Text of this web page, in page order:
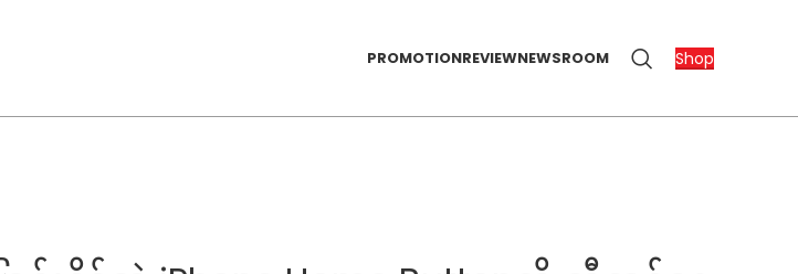
PROMOTIONREVIEWNEWSROOM Shop